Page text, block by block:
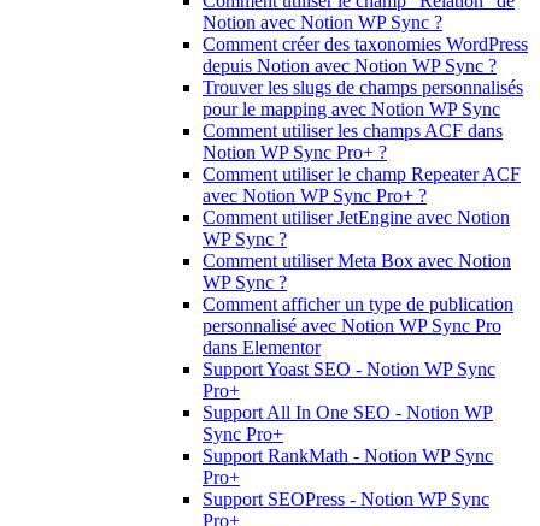
Notion avec Notion WP Sync ?
Comment créer des taxonomies WordPress
depuis Notion avec Notion WP Sync ?
Trouver les slugs de champs personnalisés
pour le mapping avec Notion WP Sync
Comment utiliser les champs ACF dans
Notion WP Sync Pro+ ?
Comment utiliser le champ Repeater ACF
avec Notion WP Sync Pro+ ?
Comment utiliser JetEngine avec Notion
WP Sync ?
Comment utiliser Meta Box avec Notion
WP Sync ?
Comment afficher un type de publication
personnalisé avec Notion WP Sync Pro
dans Elementor
Support Yoast SEO - Notion WP Sync
Pro+
Support All In One SEO - Notion WP
Sync Pro+
Support RankMath - Notion WP Sync
Pro+
Support SEOPress - Notion WP Sync
Pro+